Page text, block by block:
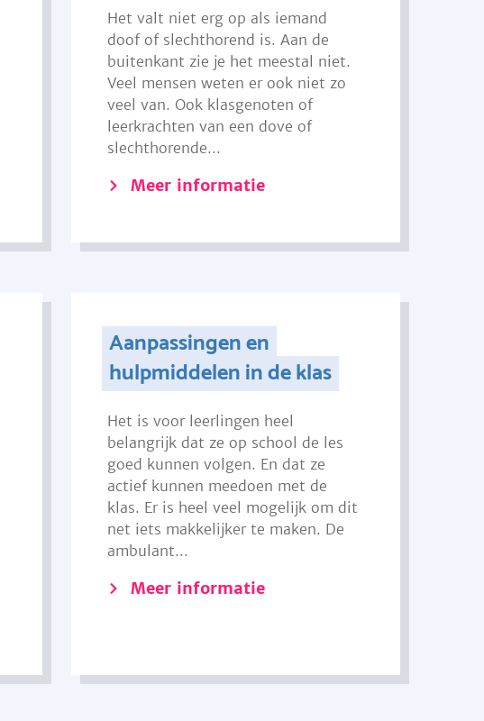
Het valt niet erg op als iemand
doof of slechthorend is. Aan de
buitenkant zie je het meestal niet.
Veel mensen weten er ook niet zo
veel van. Ook klasgenoten of
leerkrachten van een dove of
slechthorende...
Meer informatie
Aanpassingen en
hulpmiddelen in de klas
Het is voor leerlingen heel
belangrijk dat ze op school de les
goed kunnen volgen. En dat ze
actief kunnen meedoen met de
klas. Er is heel veel mogelijk om dit
net iets makkelijker te maken. De
ambulant...
Meer informatie